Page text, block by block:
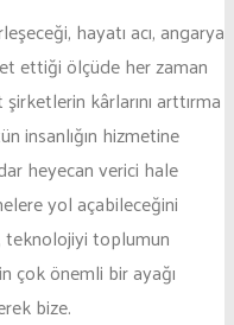
hayatı acı, angarya
ettiği ölçüde her zaman
kârlarını arttırma
insanlığın hizmetine
heyecan verici hale
yol açabileceğini
teknolojiyi toplumun
çok önemli bir ayağı
bize.